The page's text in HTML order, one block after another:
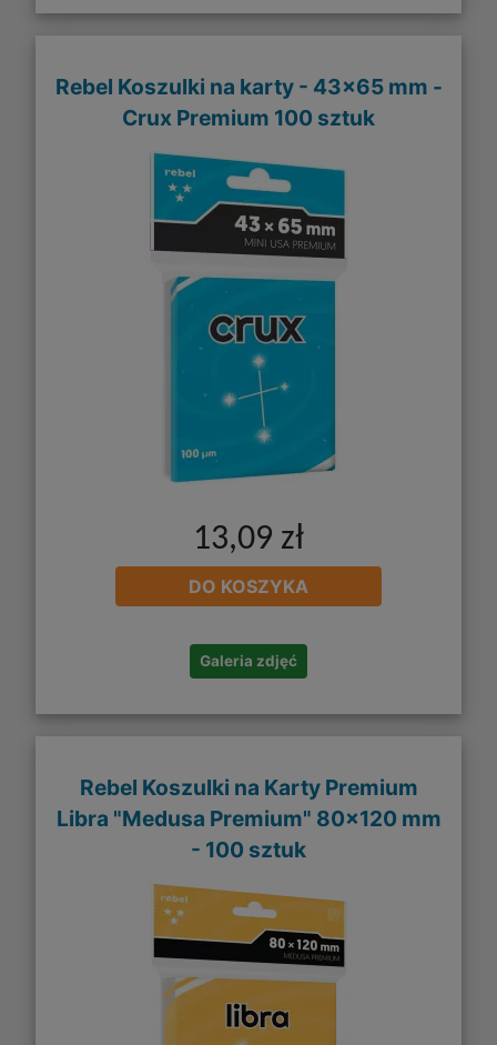
Rebel Koszulki na karty - 43x65 mm -
Crux Premium 100 sztuk
13,09 zł
DO KOSZYKA
Galeria zdjęć
Rebel Koszulki na Karty Premium
Libra "Medusa Premium" 80x120 mm
- 100 sztuk